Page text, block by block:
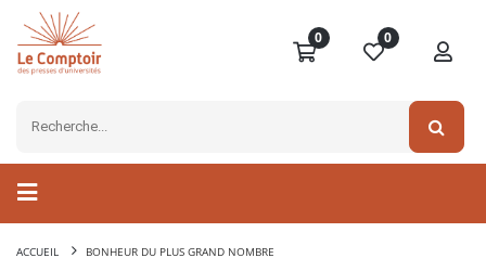
0 0
ACCUEIL BONHEUR DU PLUS GRAND NOMBRE